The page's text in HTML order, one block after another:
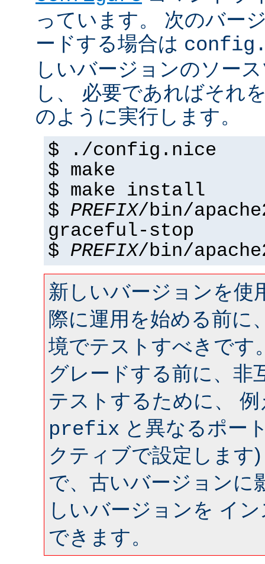
っています。 次のバー
ードする場合は
しいバージョンのソー
し、 必要であればそれ
のように実行します。
$ ./config.nice
$ make
$ make install
$ PREFIX/bin/
graceful-stop
$ PREFIX/bin/
新しいバージョンを使
際に運用を始める前に
境でテストすべきです
グレードする前に、非
テストするために、
prefix と異なるポー
クティブで設定します
で、古いバージョンに
しいバージョンを イ
できます。